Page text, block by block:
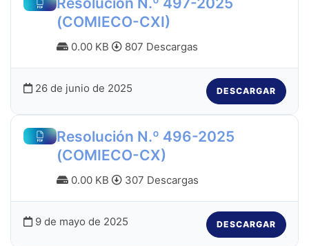
(COMIECO-CXI)
0.00 KB 807 Descargas
26 de junio de 2025 DESCARGAR
Resolución N.º 496-2025
(COMIECO-CX)
0.00 KB 307 Descargas
9 de mayo de 2025 DESCARGAR